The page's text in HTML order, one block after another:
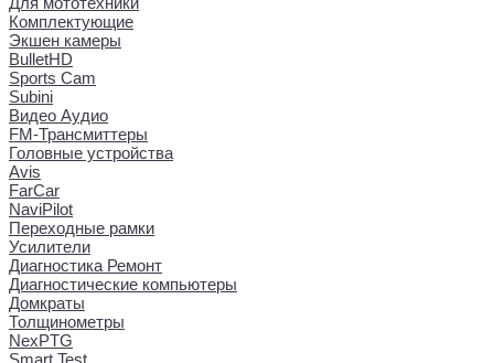
Комплектующие
Экшен камеры
BulletHD
Sports Cam
Subini
Видео Аудио
FM-Трансмиттеры
Головные устройства
Avis
FarCar
NaviPilot
Переходные рамки
Усилители
Диагностика Ремонт
Диагностические компьютеры
Домкраты
Толщинометры
NexPTG
Smart Test